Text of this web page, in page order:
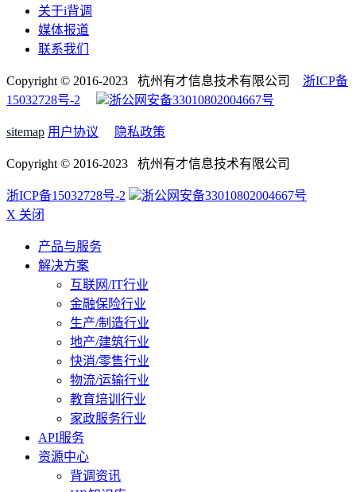
关于i背调
媒体报道
联系我们
Copyright © 2016-2023 杭州有才信息技术有限公司 浙ICP备
15032728号-2
浙公网安备33010802004667号
sitemap 用户协议 隐私政策
Copyright © 2016-2023 杭州有才信息技术有限公司
浙ICP备15032728号-2
浙公网安备33010802004667号
X 关闭
产品与服务
解决方案
互联网/IT行业
金融保险行业
生产/制造行业
地产/建筑行业
快消/零售行业
物流/运输行业
教育培训行业
家政服务行业
API服务
资源中心
背调资讯